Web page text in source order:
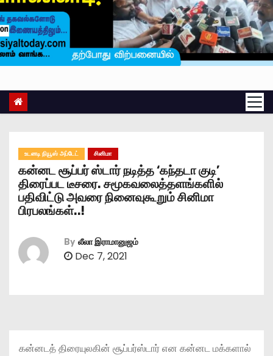
உடனடி நியூஸ் அப்டேட் சினிமா
கன்னட சூப்பர் ஸ்டார் நடித்த ‘கந்தடா குடி’
திரைப்பட டீசரை. சமூகவலைத்தளங்களில்
பதிவிட்டு அவரை நினைவுகூறும் சினிமா
பிரபலங்கள்..!
By லீலா இராமானுஜம்
Dec 7, 2021
கன்னடத் திரையுலகின் சூப்பர்ஸ்டார் என கன்னட மக்களால்